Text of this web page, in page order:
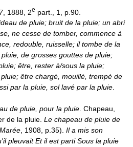
, 1888, 2e part., 1, p.90.
de pluie; bruit de la pluie; un abri
ne cesse de tomber, commence à
redouble, ruisselle; il tombe de la
de grosses gouttes de pluie;
être, rester à/sous la pluie;
être chargé, mouillé, trempé de
par la pluie, sol lavé par la pluie.
de pluie, pour la pluie. Chapeau,
de la pluie. Le chapeau de pluie de
Marée, 1908, p.35). Il a mis son
pleuvait Et il est parti Sous la pluie